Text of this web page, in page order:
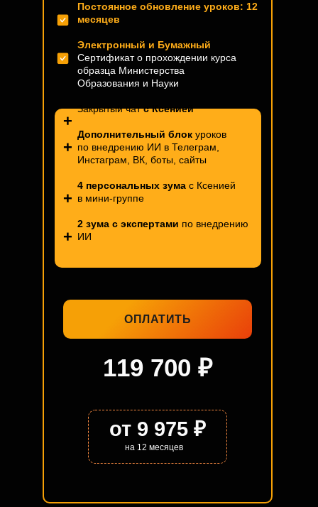
Постоянное обновление уроков: 12
месяцев
Электронный и Бумажный
Сертификат о прохождении курса
образца Министерства
Образования и Науки
Закрытый чатс Ксенией
Дополнительный блок уроков
по внедрению ИИ в Телеграм,
Инстаграм, ВК, боты, сайты
4 персональных зума с Ксенией
в мини-группе
2 зума с экспертами по внедрению
ИИ
119 700 ₽
от 9 975 ₽
на 12 месяцев
ОПЛАТИТЬ
+
+
+
+